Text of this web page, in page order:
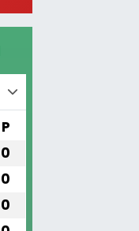
P
0
0
0